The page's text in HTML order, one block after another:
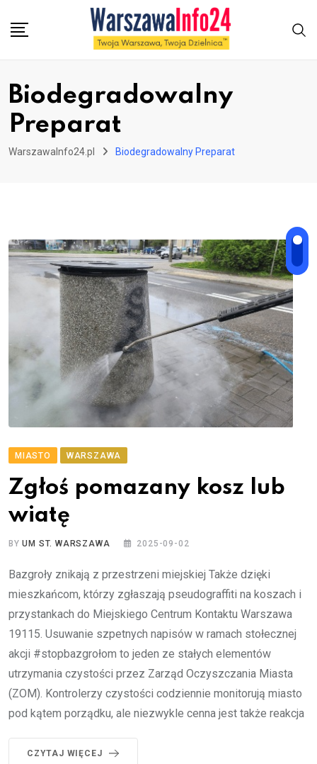
Biodegradowalny
Preparat
WarszawaInfo24.pl Biodegradowalny Preparat
MIASTO WARSZAWA
Zgłoś pomazany kosz lub
wiatę
BYUM ST. WARSZAWA 2025-09-02
Bazgroły znikają z przestrzeni miejskiej Także dzięki
mieszkańcom, którzy zgłaszają pseudograffiti na koszach i
przystankach do Miejskiego Centrum Kontaktu Warszawa
19115. Usuwanie szpetnych napisów w ramach stołecznej
akcji #stopbazgrołom to jeden ze stałych elementów
utrzymania czystości przez Zarząd Oczyszczania Miasta
(ZOM). Kontrolerzy czystości codziennie monitorują miasto
pod kątem porządku, ale niezwykle cenna jest także reakcja
CZYTAJ WIĘCEJ